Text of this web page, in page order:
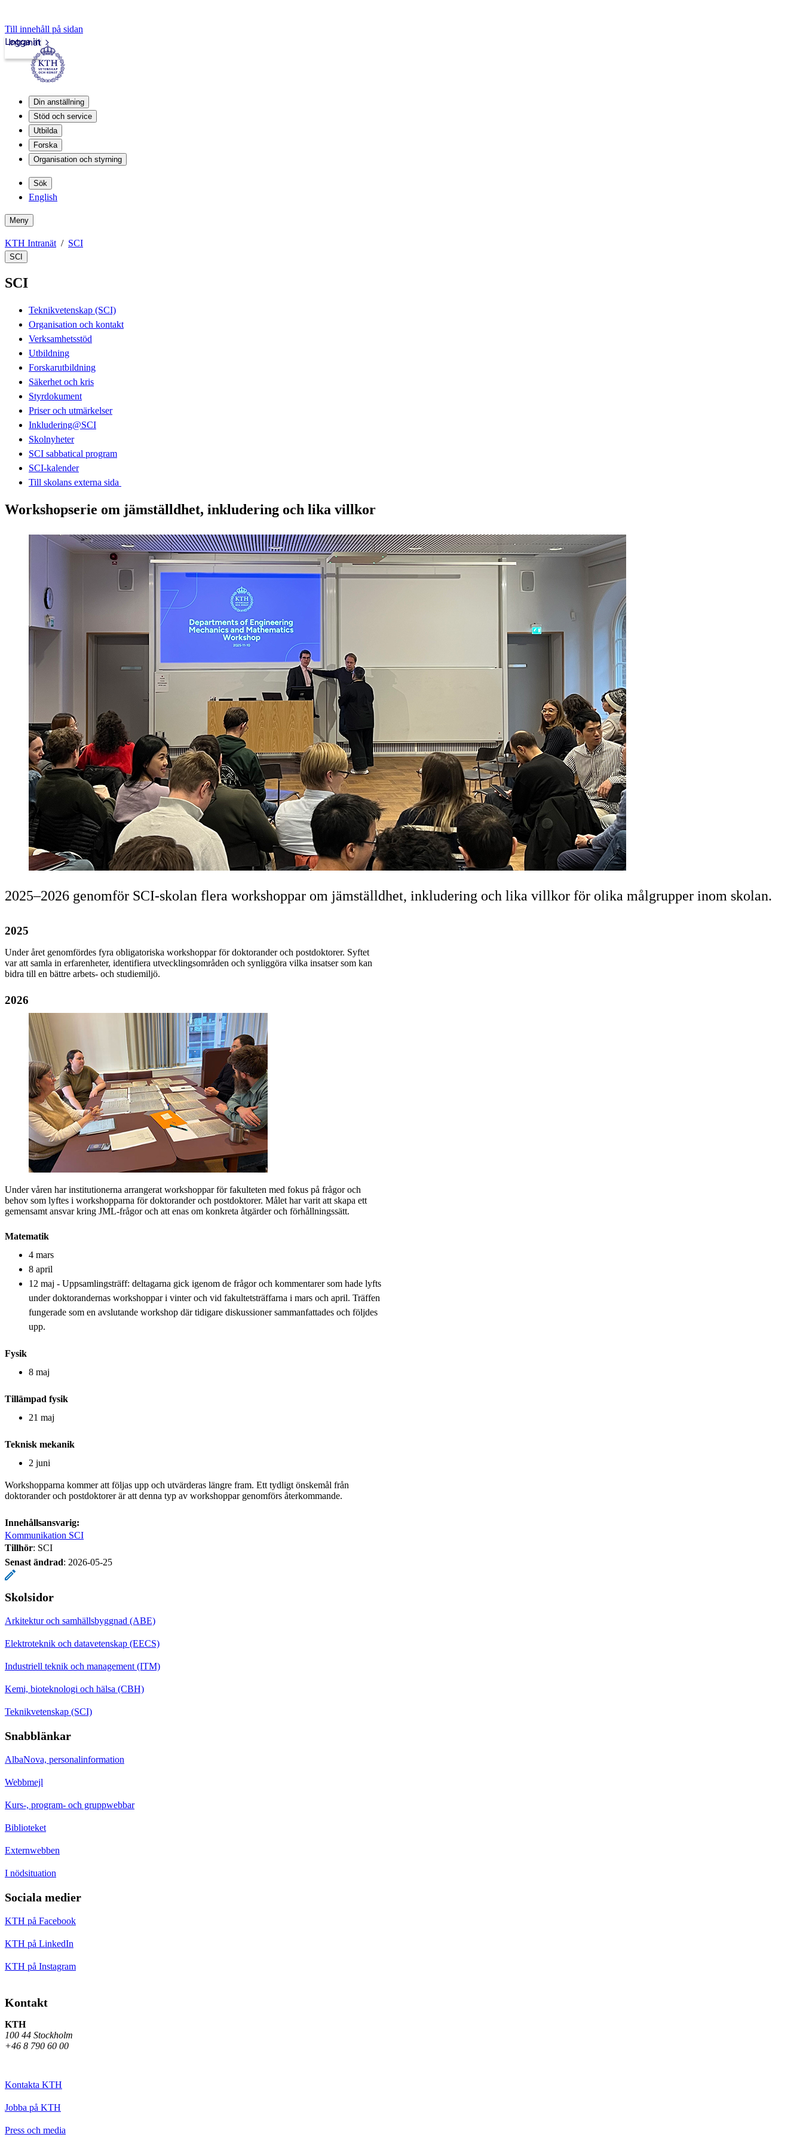
Till innehåll på sidan
Intranät
Logga in
Din anställning
Stöd och service
Utbilda
Forska
Organisation och styrning
Sök
English
Meny
KTH Intranät SCI
SCI
SCI
Teknikvetenskap (SCI)
Organisation och kontakt
Verksamhetsstöd
Utbildning
Forskarutbildning
Säkerhet och kris
Styrdokument
Priser och utmärkelser
Inkludering@SCI
Skolnyheter
SCI sabbatical program
SCI-kalender
Till skolans externa sida​​​​​​​
Workshopserie om jämställdhet, inkludering och lika villkor
2025–2026 genomför SCI-skolan flera workshoppar om jämställdhet, inkludering och lika villkor för olika målgrupper inom skolan.
2025
Under året genomfördes fyra obligatoriska workshoppar för doktorander och postdoktorer. Syftet
var att samla in erfarenheter, identifiera utvecklingsområden och synliggöra vilka insatser som kan
bidra till en bättre arbets- och studiemiljö.
2026
Under våren har institutionerna arrangerat workshoppar för fakulteten med fokus på frågor och
behov som lyftes i workshopparna för doktorander och postdoktorer. Målet har varit att skapa ett
gemensamt ansvar kring JML-frågor och att enas om konkreta åtgärder och förhållningssätt.
Matematik
4 mars
8 april
12 maj - Uppsamlingsträff: deltagarna gick igenom de frågor och kommentarer som hade lyfts
under doktorandernas workshoppar i vinter och vid fakultetsträffarna i mars och april. Träffen
fungerade som en avslutande workshop där tidigare diskussioner sammanfattades och följdes
upp.
Fysik
8 maj
Tillämpad fysik
21 maj
Teknisk mekanik
2 juni
Workshopparna kommer att följas upp och utvärderas längre fram. Ett tydligt önskemål från
doktorander och postdoktorer är att denna typ av workshoppar genomförs återkommande.
Innehållsansvarig:
Kommunikation SCI
Tillhör: SCI
Senast ändrad: 2026-05-25
Skolsidor
Arkitektur och samhällsbyggnad (ABE)
Elektroteknik och datavetenskap (EECS)
Industriell teknik och management (ITM)
Kemi, bioteknologi och hälsa (CBH)
Teknikvetenskap (SCI)
Snabblänkar
AlbaNova, personalinformation
Webbmejl
Kurs-, program- och gruppwebbar
Biblioteket
Externwebben
I nödsituation
Sociala medier
KTH på Facebook
KTH på LinkedIn
KTH på Instagram
Kontakt
KTH
100 44 Stockholm
+46 8 790 60 00
Kontakta KTH
Jobba på KTH
Press och media